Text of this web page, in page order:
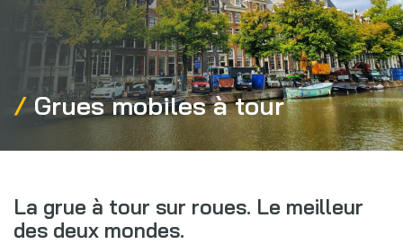
À propos nous
Home
Événements
Grues mobiles à tour
La grue à tour sur roues. Le meilleur
des deux mondes.